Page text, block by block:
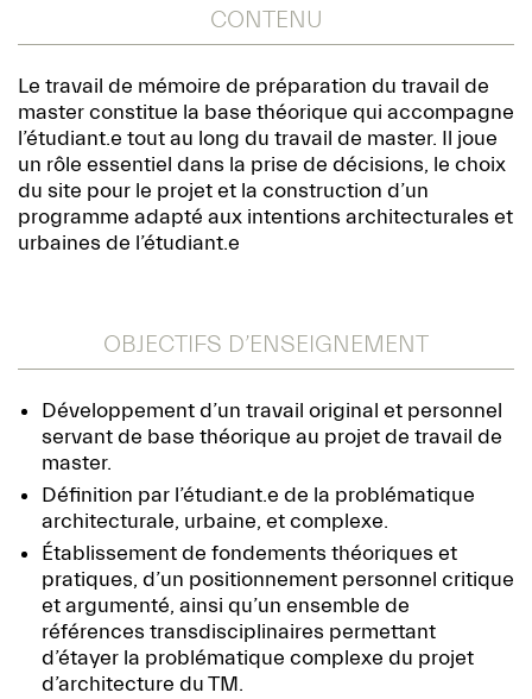
CONTENU
Le travail de mémoire de préparation du travail de
master constitue la base théorique qui accompagne
l’étudiant.e tout au long du travail de master. Il joue
un rôle essentiel dans la prise de décisions, le choix
du site pour le projet et la construction d’un
programme adapté aux intentions architecturales et
urbaines de l’étudiant.e
OBJECTIFS D’ENSEIGNEMENT
Développement d’un travail original et personnel
servant de base théorique au projet de travail de
master.
Définition par l’étudiant.e de la problématique
architecturale, urbaine, et complexe.
Établissement de fondements théoriques et
pratiques, d’un positionnement personnel critique
et argumenté, ainsi qu’un ensemble de
références transdisciplinaires permettant
d’étayer la problématique complexe du projet
d’architecture du TM.